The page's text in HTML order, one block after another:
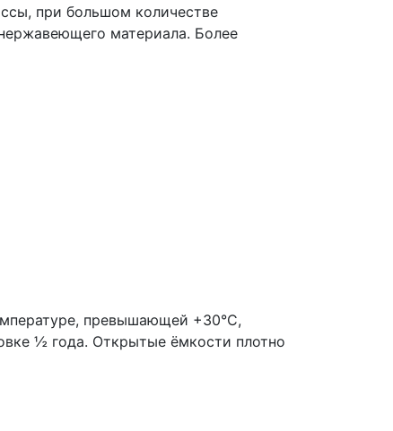
при большом количестве
материала. Более
превышающей +30°C,
½ года. Открытые ёмкости плотно